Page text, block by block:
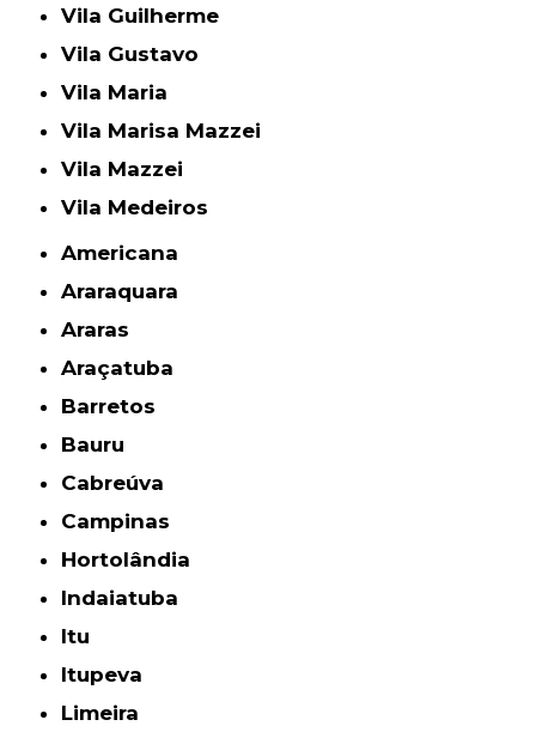
Vila Guilherme
Vila Gustavo
Vila Maria
Vila Marisa Mazzei
Vila Mazzei
Vila Medeiros
Americana
Araraquara
Araras
Araçatuba
Barretos
Bauru
Cabreúva
Campinas
Hortolândia
Indaiatuba
Itu
Itupeva
Limeira